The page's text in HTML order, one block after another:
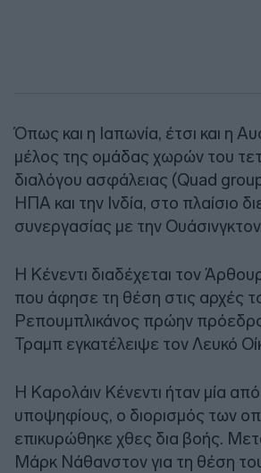
Όπως και η Ιαπωνία, έτσι και η
μέλος της ομάδας χωρών του
διαλόγου ασφάλειας (Quad
ΗΠΑ και την Ινδία, στο πλαίσιο
συνεργασίας με την
Η Κένεντι διαδέχεται τον
που άφησε τη θέση στις αρχές
Ρεπουμπλικάνος πρώην
Τραμπ εγκατέλειψε τον Λευκό
Η Καρολάιν Κένεντι ήταν μία
υποψηφίους, ο διορισμός των
επικυρώθηκε χθες δια βοής.
Μάρκ Νάθανστον για τη θέση